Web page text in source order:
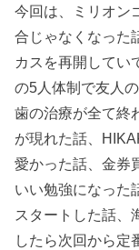
今回は、ミリオン
合じゃなくなった
カスを再開してい
の5人体制で友人
歯の治療が全て終
が現れた話、
愛かった話、金券
いい勉強になった
スタートした話、
したら次回から定